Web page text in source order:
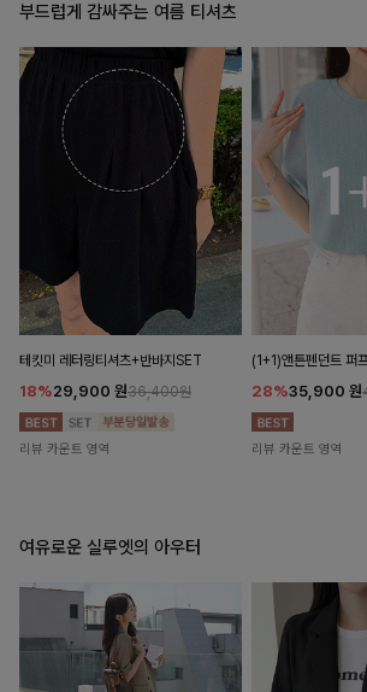
부드럽게 감싸주는 여름 티셔츠
테킷미 레터링티셔츠+반바지SET
18%29,900 원36,400원
리뷰 카운트 영역
(1+1)앤튼펜던트 퍼
28%35,900 원
리뷰 카운트 영역
여유로운 실루엣의 아우터